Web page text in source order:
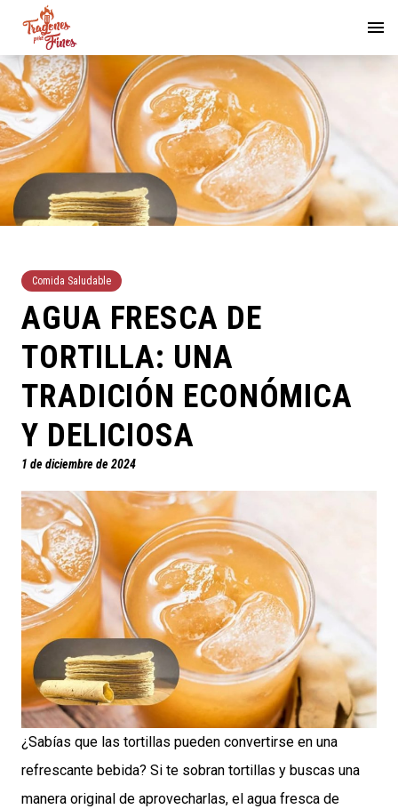
Comida Saludable
AGUA FRESCA DE
TORTILLA: UNA
TRADICIÓN ECONÓMICA
Y DELICIOSA
1 de diciembre de 2024
¿Sabías que las tortillas pueden convertirse en una
refrescante bebida? Si te sobran tortillas y buscas una
manera original de aprovecharlas, el agua fresca de